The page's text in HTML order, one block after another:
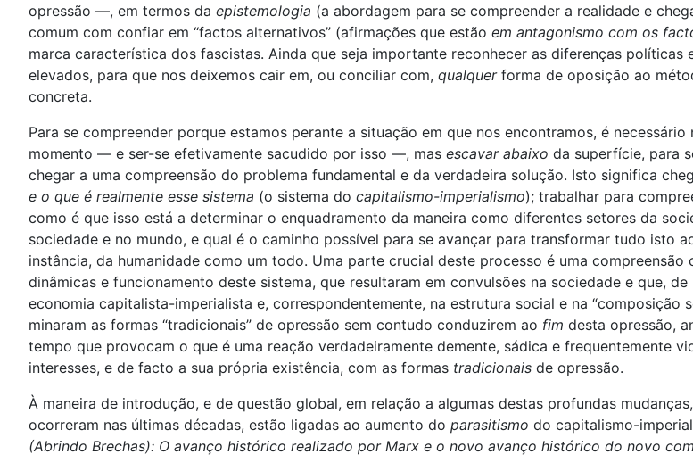
opressão —, em termos da epistemologia (a abordagem para se compreender a realidade e
comum com confiar em “factos alternativos” (afirmações que estão em antagonismo com os
marca característica dos fascistas. Ainda que seja importante reconhecer as diferenças
elevados, para que nos deixemos cair em, ou conciliar com, qualquerforma de oposição ao
concreta.
Para se compreender porque estamos perante a situação em que nos encontramos, é
momento — e ser-se efetivamente sacudido por isso —, mas escavar abaixo da superfície, para
chegar a uma compreensão do problema fundamental e da verdadeira solução. Isto significa
e o que é realmente esse sistema (o sistema do capitalismo-imperialismo); trabalhar para
como é que isso está a determinar o enquadramento da maneira como diferentes setores da
sociedade e no mundo, e qual é o caminho possível para se avançar para transformar tudo isto
instância, da humanidade como um todo. Uma parte crucial deste processo é uma
dinâmicas e funcionamento deste sistema, que resultaram em convulsões na sociedade e que,
economia capitalista-imperialista e, correspondentemente, na estrutura social e na “composição
minaram as formas “tradicionais” de opressão sem contudo conduzirem ao fim desta opressão,
tempo que provocam o que é uma reação verdadeiramente demente, sádica e frequentemente
interesses, e de facto a sua própria existência, com as formas tradicionais de opressão.
À maneira de introdução, e de questão global, em relação a algumas destas profundas
ocorreram nas últimas décadas, estão ligadas ao aumento do parasitismo do capitalismo-
(Abrindo Brechas): O avanço histórico realizado por Marx e o novo avanço histórico do novo